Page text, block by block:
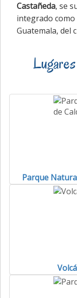
Castañeda, se
integrado como
Guatemala, del
Parque